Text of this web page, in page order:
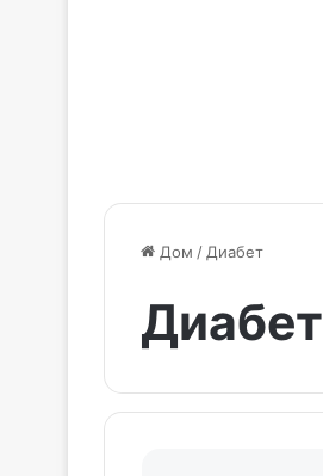
Дом / Диабет
Диабет